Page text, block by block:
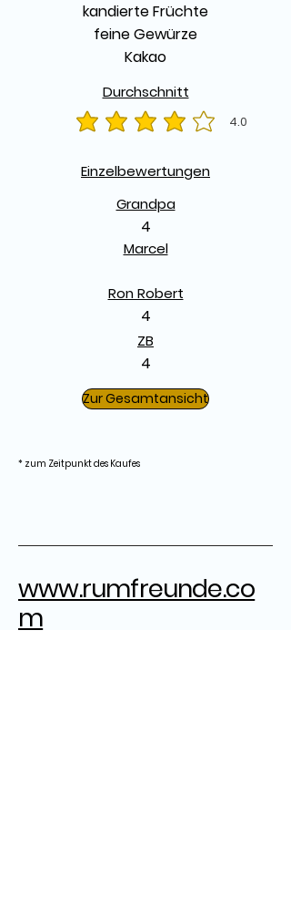
kandierte Früchte
feine Gewürze
Kakao
Durchschnitt
4.0
durchschnittliches Rating ist 4 von 5
Einzelbewertungen
Grandpa
4
Marcel
Ron Robert
4
ZB
4
Zur Gesamtansicht
* zum Zeitpunkt des Kaufes
www.rumfreunde.co
m